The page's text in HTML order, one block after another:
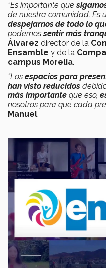
“Es importante que
de nuestra comunidad. Es
despejarnos de todo lo
podernossentir más
Álvarez director de la
Ensamble y de la
campus Morelia.
“Los espacios para
han visto reducidos
más importante que eso,
nosotros para que cada
Manuel.